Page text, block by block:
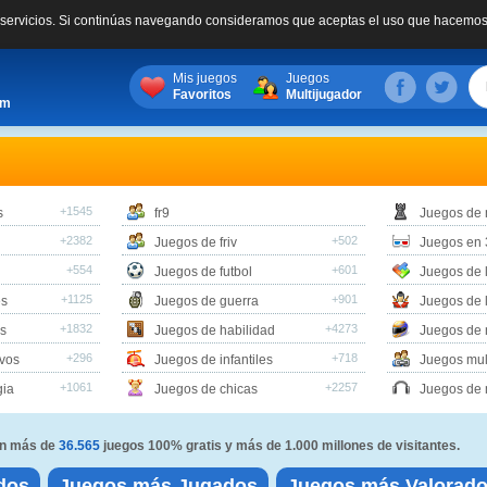
Si continúas navegando consideramos que aceptas el uso que
Mis juegos
Favoritos
Juegos
Multijugador
+1545
+2382
+554
+1125
+1832
+296
+1061
fr9
Juegos de friv
+502
Juegos de futbol +601
Juegos de guerra +901
Juegos de habilidad +4273
Juegos de infantiles +718
Juegos de chicas +2257
Juegos de
Juegos en
Juegos de
Juegos de
Juegos de
Juegos
Juegos de
más de 36.565 juegos 100% gratis y más de 1.000 millones de visitantes.